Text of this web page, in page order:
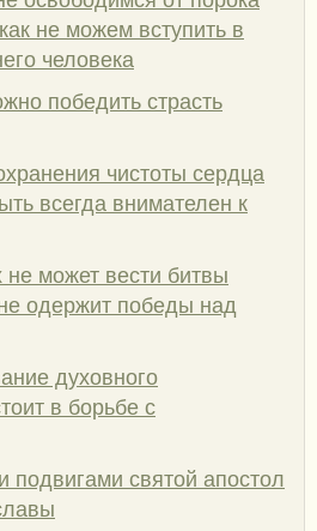
не можем вступить в
человека
победить страсть
чистоты сердца
всегда внимателен к
может вести битвы
одержит победы над
духовного
в борьбе с
подвигами святой апостол